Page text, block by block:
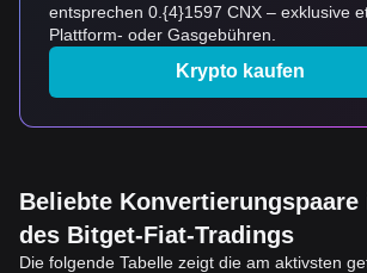
entsprechen 0.{4}1597 CNX – exklusive
Plattform- oder Gasgebühren.
Krypto kaufen
Beliebte Konvertierungspaare
des Bitget-Fiat-Tradings
Die folgende Tabelle zeigt die am aktivsten